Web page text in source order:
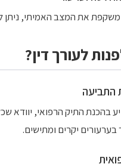
את המצב האמיתי, ניתן להגיש
לעורך דין?
התביעה
בהכנת התיק הרפואי, יוודא
יקרים ומתישים.